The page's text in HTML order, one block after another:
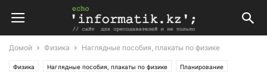
Домой Физика Наглядные пособия, плакаты по физике
Физика Наглядные пособия, плакаты по физике Планирование